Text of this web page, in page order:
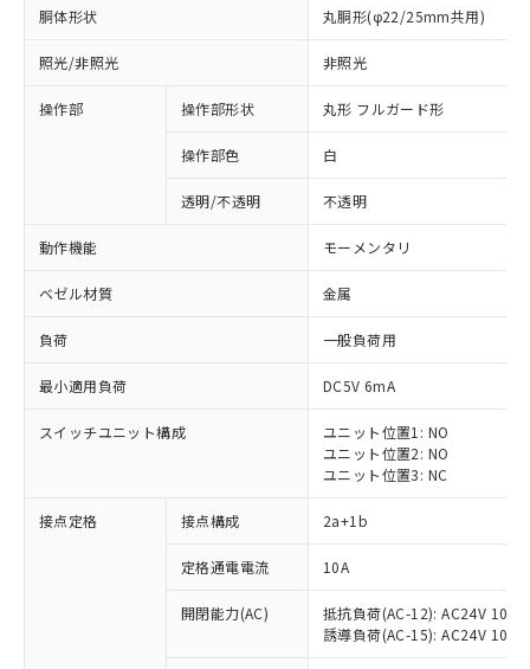
胴体形状 丸胴形(φ22/25mm共用)
照光/非照光 非照光
操作部 操作部形状 丸形 フルガード形
操作部色 白
透明/不透明 不透明
動作機能 モーメンタリ
ベゼル材質 金属
負荷 一般負荷用
最小適用負荷 DC5V 6mA
スイッチユニット構成
ユニット位置1: NO
ユニット位置2: NO
ユニット位置3: NC
接点定格 接点構成 2a+1b
定格通電電流 10A
開閉能力(AC)
抵抗負荷(AC-12): AC24V 10A/
誘導負荷(AC-15): AC24V
※1 対応状況
対応済み：EU RoHS指令（10物質）の
非含有に対応した製品が提供可能な商品で
対応予定：EU RoHS指令（10物質）の非含